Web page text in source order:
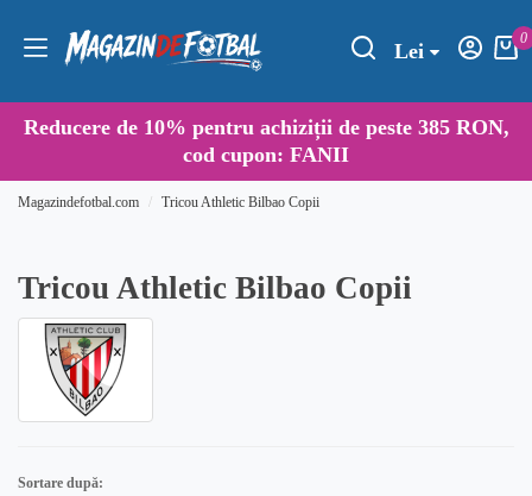
Lei
0
Reducere de 10% pentru achiziții de peste 385 RON,
cod cupon: FANII
Magazindefotbal.com Tricou Athletic Bilbao Copii
Tricou Athletic Bilbao Copii
Sortare după: